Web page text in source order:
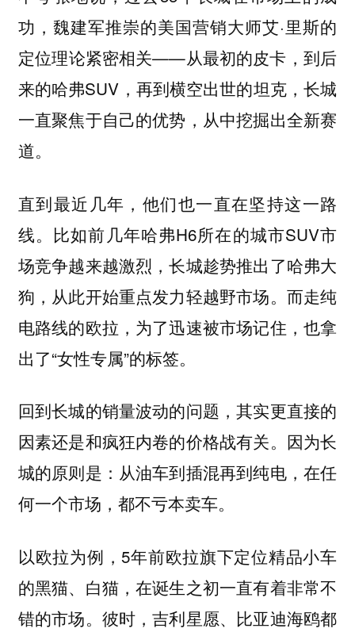
功，魏建军推崇的美国营销大师艾·里斯的
定位理论紧密相关——从最初的皮卡，到后
来的哈弗SUV，再到横空出世的坦克，长城
一直聚焦于自己的优势，从中挖掘出全新赛
道。
直到最近几年，他们也一直在坚持这一路
线。比如前几年哈弗H6所在的城市SUV市
场竞争越来越激烈，长城趁势推出了哈弗大
狗，从此开始重点发力轻越野市场。而走纯
电路线的欧拉，为了迅速被市场记住，也拿
出了“女性专属”的标签。
回到长城的销量波动的问题，其实更直接的
因素还是和疯狂内卷的价格战有关。 因为长
城的原则是：从油车到插混再到纯电，在任
何一个市场，都不亏本卖车。
以欧拉为例，5年前欧拉旗下定位精品小车
的黑猫、白猫，在诞生之初一直有着非常不
错的市场。彼时，吉利星愿、比亚迪海鸥都